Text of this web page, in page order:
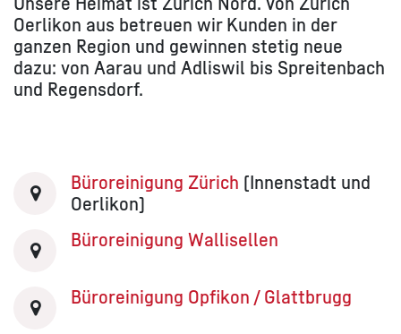
Oerlikon aus betreuen wir Kunden in der
ganzen Region und gewinnen stetig neue
dazu: von Aarau und Adliswil bis Spreitenbach
und Regensdorf.
Büroreinigung Zürich (Innenstadt und
Oerlikon)
Büroreinigung Wallisellen
Büroreinigung Opfikon / Glattbrugg